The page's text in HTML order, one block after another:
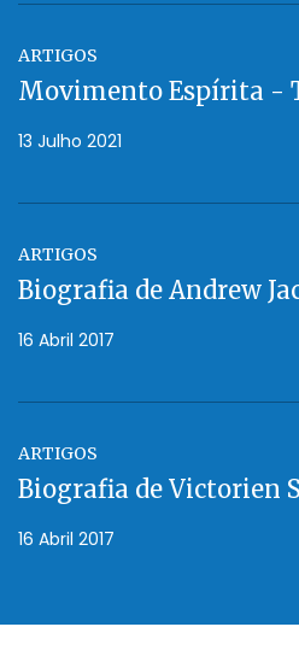
ARTIGOS
Movimento Espírita -
13 Julho 2021
ARTIGOS
Biografia de Andrew
16 Abril 2017
ARTIGOS
Biografia de Victorien
16 Abril 2017